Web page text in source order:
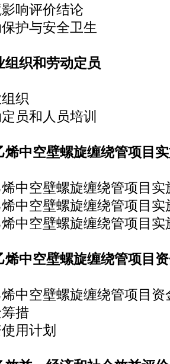
响评价结论
与安全卫生
组织和劳动定员
织
和人员培训
烯中空壁螺旋缠绕管项目
空壁螺旋缠绕管项目实
空壁螺旋缠绕管项目实
空壁螺旋缠绕管项目实
烯中空壁螺旋缠绕管项目
空壁螺旋缠绕管项目资
措
用计划